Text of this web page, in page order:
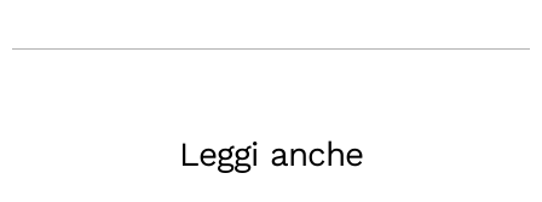
Leggi anche